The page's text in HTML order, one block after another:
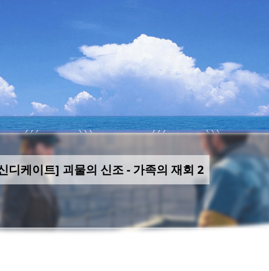
디케이트] 괴물의 신조 - 가족의 재회 2